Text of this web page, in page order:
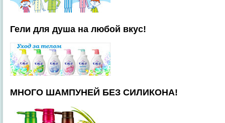
Гели для душа на любой вкус!
МНОГО ШАМПУНЕЙ БЕЗ СИЛИКОНА!